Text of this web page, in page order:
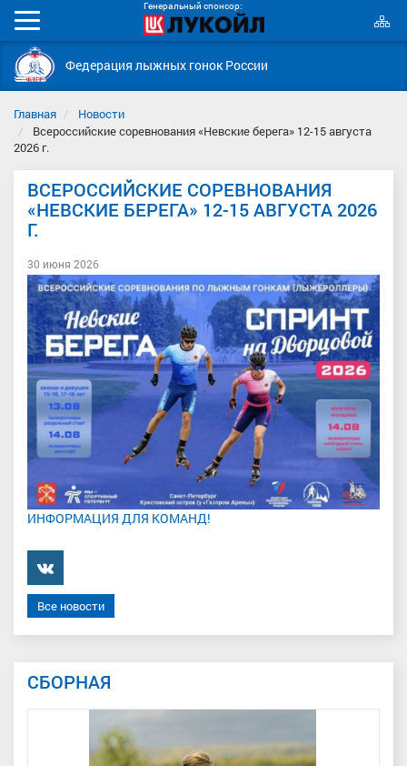
Генеральный спонсор:
Мобильное
меню
Федерация лыжных гонок России
Главная
Новости
Всероссийские соревнования «Невские берега» 12-15 августа
2026 г.
ВСЕРОССИЙСКИЕ СОРЕВНОВАНИЯ
«НЕВСКИЕ БЕРЕГА» 12-15 АВГУСТА 2026
Г.
30 июня 2026
ИНФОРМАЦИЯ ДЛЯ КОМАНД!
���������
Все новости
СБОРНАЯ